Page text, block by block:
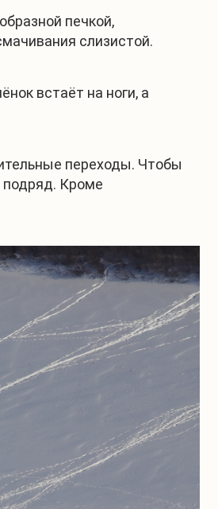
печкой,
слизистой.
встаёт на ноги, а
переходы. Чтобы
подряд. Кроме